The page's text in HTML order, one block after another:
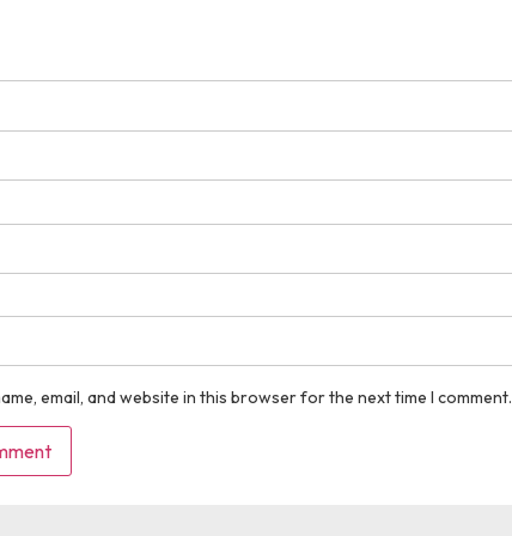
email, and website in this browser for the next time I comment.